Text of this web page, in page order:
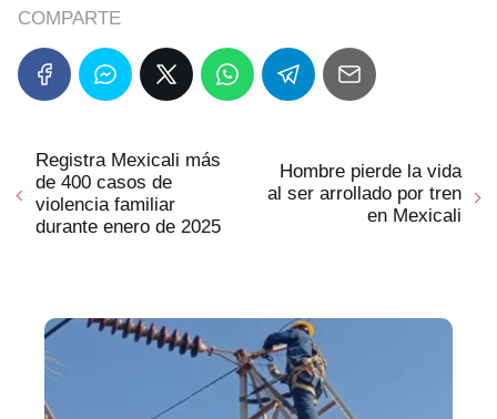
COMPARTE
Registra Mexicali más
de 400 casos de
violencia familiar
durante enero de 2025
Hombre pierde la vida
al ser arrollado por tren
en Mexicali